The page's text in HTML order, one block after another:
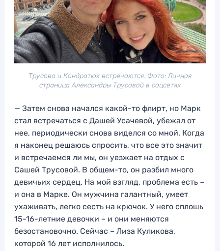
Трусова и Кондратюк встречаются. Фото: Личная
страница Александры Трусовой в соцсетях
— Затем снова начался какой-то флирт, но Марк
стал встречаться с Дашей Усачевой, убежал от
нее, периодически снова виделся со мной. Когда
я наконец решаюсь спросить, что все это значит
и встречаемся ли мы, он уезжает на отдых с
Сашей Трусовой. В общем-то, он разбил много
девичьих сердец. На мой взгляд, проблема есть –
и она в Марке. Он мужчина галантный, умеет
ухаживать, легко сесть на крючок. У него сплошь
15-16-летние девочки – и они меняются
безостановочно. Сейчас – Лиза Куликова,
которой 16 лет исполнилось.